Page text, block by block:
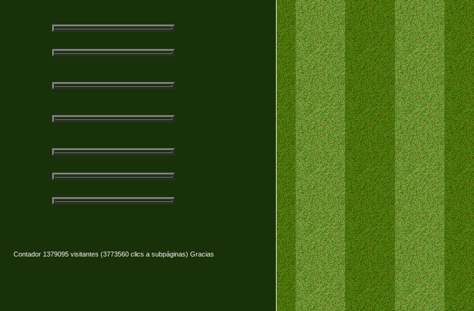
Contador 1379095 visitantes (3773560 clics a subpáginas) Gracias